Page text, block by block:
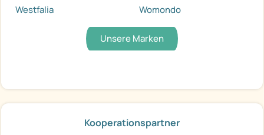
Westfalia
Womondo
Unsere Marken
Kooperationspartner